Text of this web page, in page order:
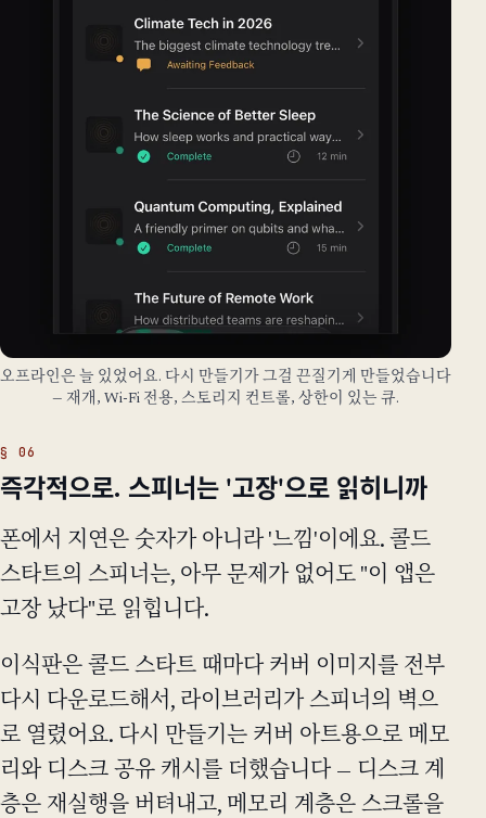
오프라인은 늘 있었어요. 다시 만들기가 그걸 끈질기게 만들었습니다
— 재개, Wi-Fi 전용, 스토리지 컨트롤, 상한이 있는 큐.
즉각적으로. 스피너는 '고장'으로 읽히니까
폰에서 지연은 숫자가 아니라 '느낌'이에요. 콜드
스타트의 스피너는, 아무 문제가 없어도 "이 앱은
고장 났다"로 읽힙니다.
이식판은 콜드 스타트 때마다 커버 이미지를 전부
다시 다운로드해서, 라이브러리가 스피너의 벽으
로 열렸어요. 다시 만들기는 커버 아트용으로 메모
리와 디스크 공유 캐시를 더했습니다 — 디스크 계
층은 재실행을 버텨내고, 메모리 계층은 스크롤을